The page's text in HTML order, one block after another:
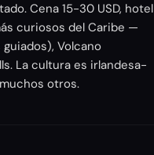
Cena 15-30 USD, hotel
curiosos del Caribe —
Volcano
La cultura es irlandesa-
otros.